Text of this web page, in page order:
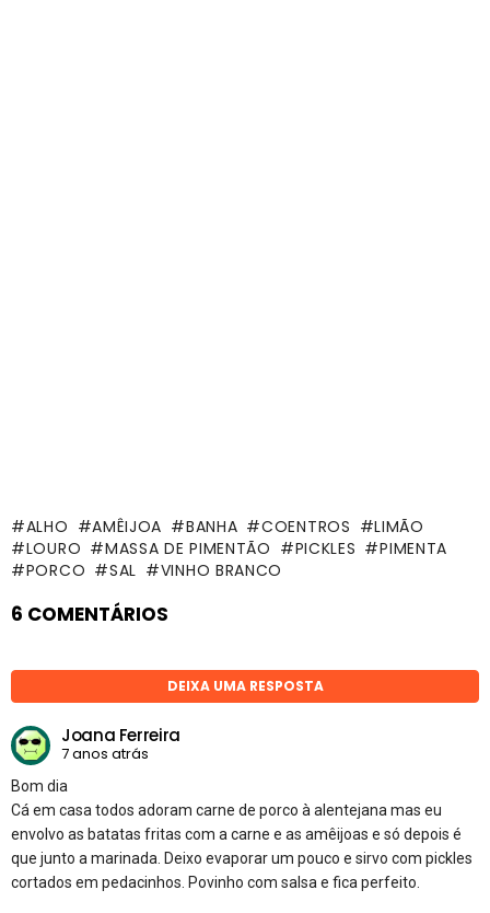
ALHO AMÊIJOA BANHA COENTROS
LIMÃO
LOURO
MASSA DE PIMENTÃO PICKLES
PIMENTA
PORCO
SAL VINHO BRANCO
6 COMENTÁRIOS
DEIXA UMA RESPOSTA
Joana Ferreira
7 anos atrás
Bom dia
Cá em casa todos adoram carne de porco à alentejana mas eu
envolvo as batatas fritas com a carne e as amêijoas e só depois é
que junto a marinada. Deixo evaporar um pouco e sirvo com pickles
cortados em pedacinhos. Povinho com salsa e fica perfeito.